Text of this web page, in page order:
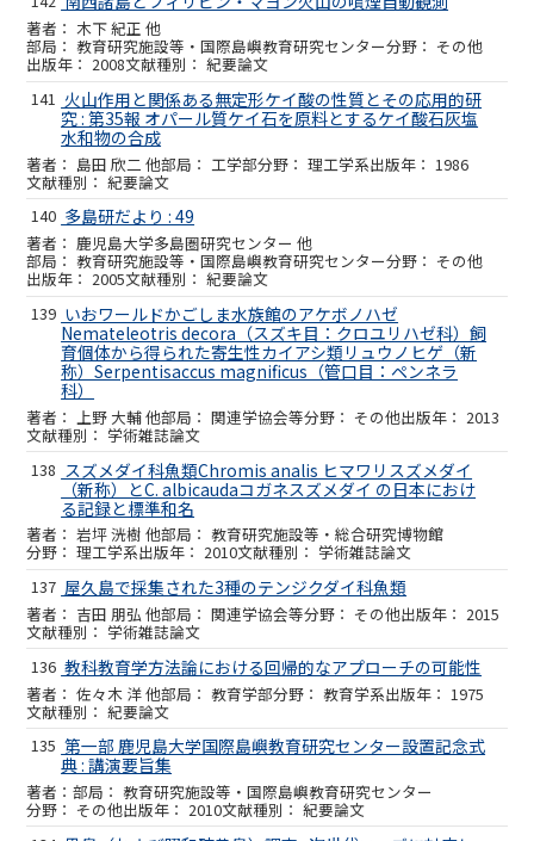
木下 紀正 他
教育研究施設等・国際島嶼教育研究センター その他
2008
紀要論文
141 火山作用と関係ある無定形ケイ酸の性質とその応用的研
究 : 第35報 オパール質ケイ石を原料とするケイ酸石灰塩
水和物の合成
島田 欣二 他 工学部 理工学系 1986
紀要論文
140 多島研だより : 49
鹿児島大学多島圏研究センター 他
教育研究施設等・国際島嶼教育研究センター その他
2005
紀要論文
139 いおワールドかごしま水族館のアケボノハゼ
Nemateleotris decora（スズキ目：クロユリハゼ科）飼
育個体から得られた寄生性カイアシ類リュウノヒゲ（新
称）Serpentisaccus magnificus（管口目：ペンネラ
科）
上野 大輔 他 関連学協会等 その他 2013
学術雑誌論文
138 スズメダイ科魚類Chromis analis ヒマワリスズメダイ
（新称）とC. albicaudaコガネスズメダイ の日本におけ
る記録と標準和名
岩坪 洸樹 他 教育研究施設等・総合研究博物館
理工学系 2010
学術雑誌論文
137 屋久島で採集された3種のテンジクダイ科魚類
吉田 朋弘 他 関連学協会等 その他 2015
学術雑誌論文
136 教科教育学方法論における回帰的なアプローチの可能性
佐々木 洋 他 教育学部 教育学系 1975
紀要論文
135 第一部 鹿児島大学国際島嶼教育研究センター設置記念式
典 : 講演要旨集
教育研究施設等・国際島嶼教育研究センター
その他 2010
紀要論文